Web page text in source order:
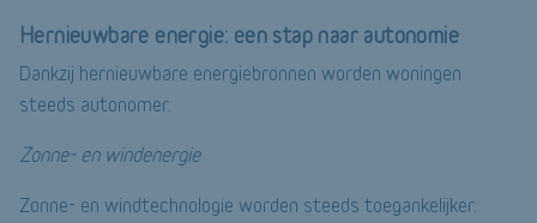
Hernieuwbare energie: een stap naar autonomie
Dankzij hernieuwbare energiebronnen worden woningen
steeds autonomer.
Zonne- en windenergie
Zonne- en windtechnologie worden steeds toegankelijker.